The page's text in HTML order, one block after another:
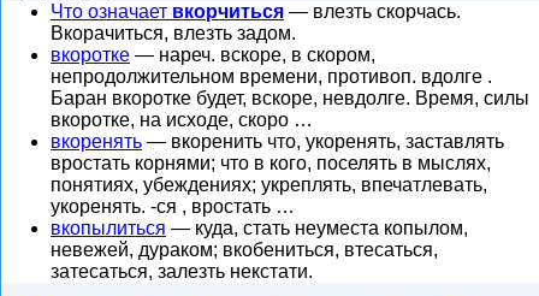
Что означает вкорчиться — влезть скорчась.
Вкорачиться, влезть задом.
вкоротке — нареч. вскоре, в скором,
непродолжительном времени, противоп. вдолге .
Баран вкоротке будет, вскоре, невдолге. Время, силы
вкоротке, на исходе, скоро …
вкоренять — вкоренить что, укоренять, заставлять
вростать корнями; что в кого, поселять в мыслях,
понятиях, убеждениях; укреплять, впечатлевать,
укоренять. -ся , вростать …
вкопылиться — куда, стать неуместа копылом,
невежей, дураком; вкобениться, втесаться,
затесаться, залезть некстати.